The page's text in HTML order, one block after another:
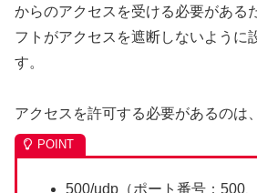
からのアクセスを受ける必要がある
フトがアクセスを遮断しないように
す。
アクセスを許可する必要があるのは
500/udp（ポート番号：500